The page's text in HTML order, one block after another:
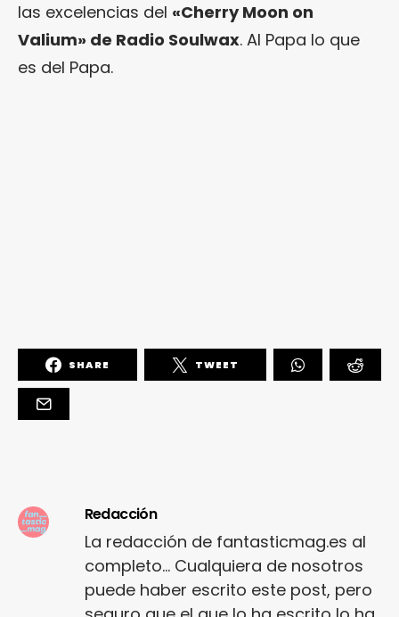
las excelencias del «Cherry Moon on
Valium» de Radio Soulwax. Al Papa lo que
es del Papa.
SHARE TWEET
Redacción
La redacción de fantasticmag.es al
completo... Cualquiera de nosotros
puede haber escrito este post, pero